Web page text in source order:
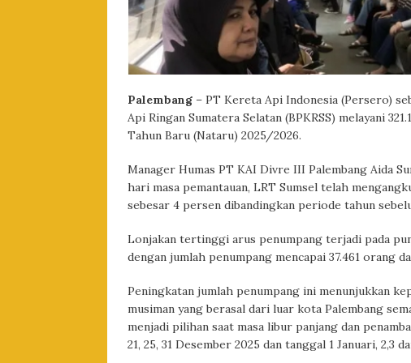
Palembang – PT Kereta Api Indonesia (Persero)
Api Ringan Sumatera Selatan (BPKRSS) melayani
Tahun Baru (Nataru) 2025/2026.
Manager Humas PT KAI Divre III Palembang Aida
hari masa pemantauan, LRT Sumsel telah
sebesar 4 persen dibandingkan periode tahun
Lonjakan tertinggi arus penumpang terjadi pada
dengan jumlah penumpang mencapai 37.461 orang
Peningkatan jumlah penumpang ini menunjukkan
musiman yang berasal dari luar kota Palembang
menjadi pilihan saat masa libur panjang dan
21, 25, 31 Desember 2025 dan tanggal 1 Januari, 2,3